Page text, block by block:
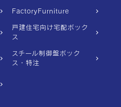
FactoryFurniture
戸建住宅向け宅配ボック
ス
スチール制御盤ボック
ス・特注